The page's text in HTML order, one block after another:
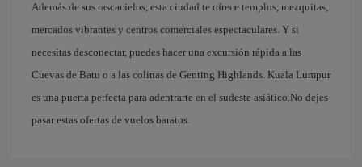
Además de sus rascacielos, esta ciudad te ofrece templos, mezquitas,
mercados vibrantes y centros comerciales espectaculares. Y si
necesitas desconectar, puedes hacer una excursión rápida a las
Cuevas de Batu o a las colinas de Genting Highlands. Kuala Lumpur
es una puerta perfecta para adentrarte en el sudeste asiático.No dejes
pasar estas ofertas de vuelos baratos.